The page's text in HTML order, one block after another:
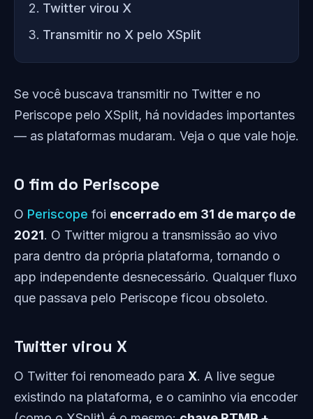
Twitter virou X
Transmitir no X pelo XSplit
Se você buscava transmitir no Twitter e no
Periscope pelo XSplit, há novidades importantes
— as plataformas mudaram. Veja o que vale hoje.
O fim do Periscope
O Periscope foi encerrado em 31 de março de
2021. O Twitter migrou a transmissão ao vivo
para dentro da própria plataforma, tornando o
app independente desnecessário. Qualquer fluxo
que passava pelo Periscope ficou obsoleto.
Twitter virou X
O Twitter foi renomeado para X. A live segue
existindo na plataforma, e o caminho via encoder